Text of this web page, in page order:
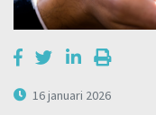
16 januari 2026